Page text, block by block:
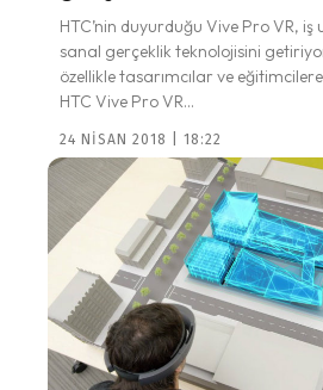
HTC’nin duyurduğu Vive Pro VR,
sanal gerçeklik teknolojisini
özellikle tasarımcılar ve
HTC Vive Pro VR...
24 NISAN 2018 | 18:22